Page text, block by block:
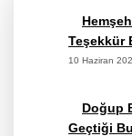
Teşekkür
10 Haziran
Doğup
Geçtiği